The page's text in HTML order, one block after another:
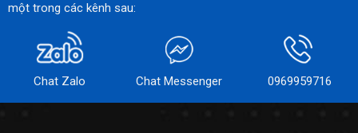
một trong các kênh sau:
Chat Zalo Chat Messenger 0969959716